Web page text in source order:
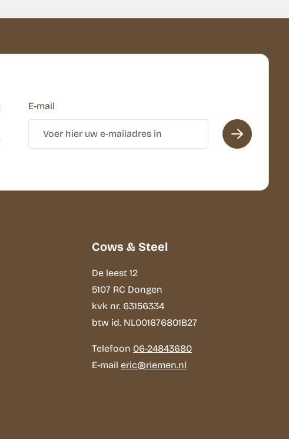
E-mail
Cows & Steel
De leest 12
5107 RC Dongen
kvk nr. 63156334
btw id. NL001676801B27
Telefoon 06-24843680
E-mail eric@riemen.nl